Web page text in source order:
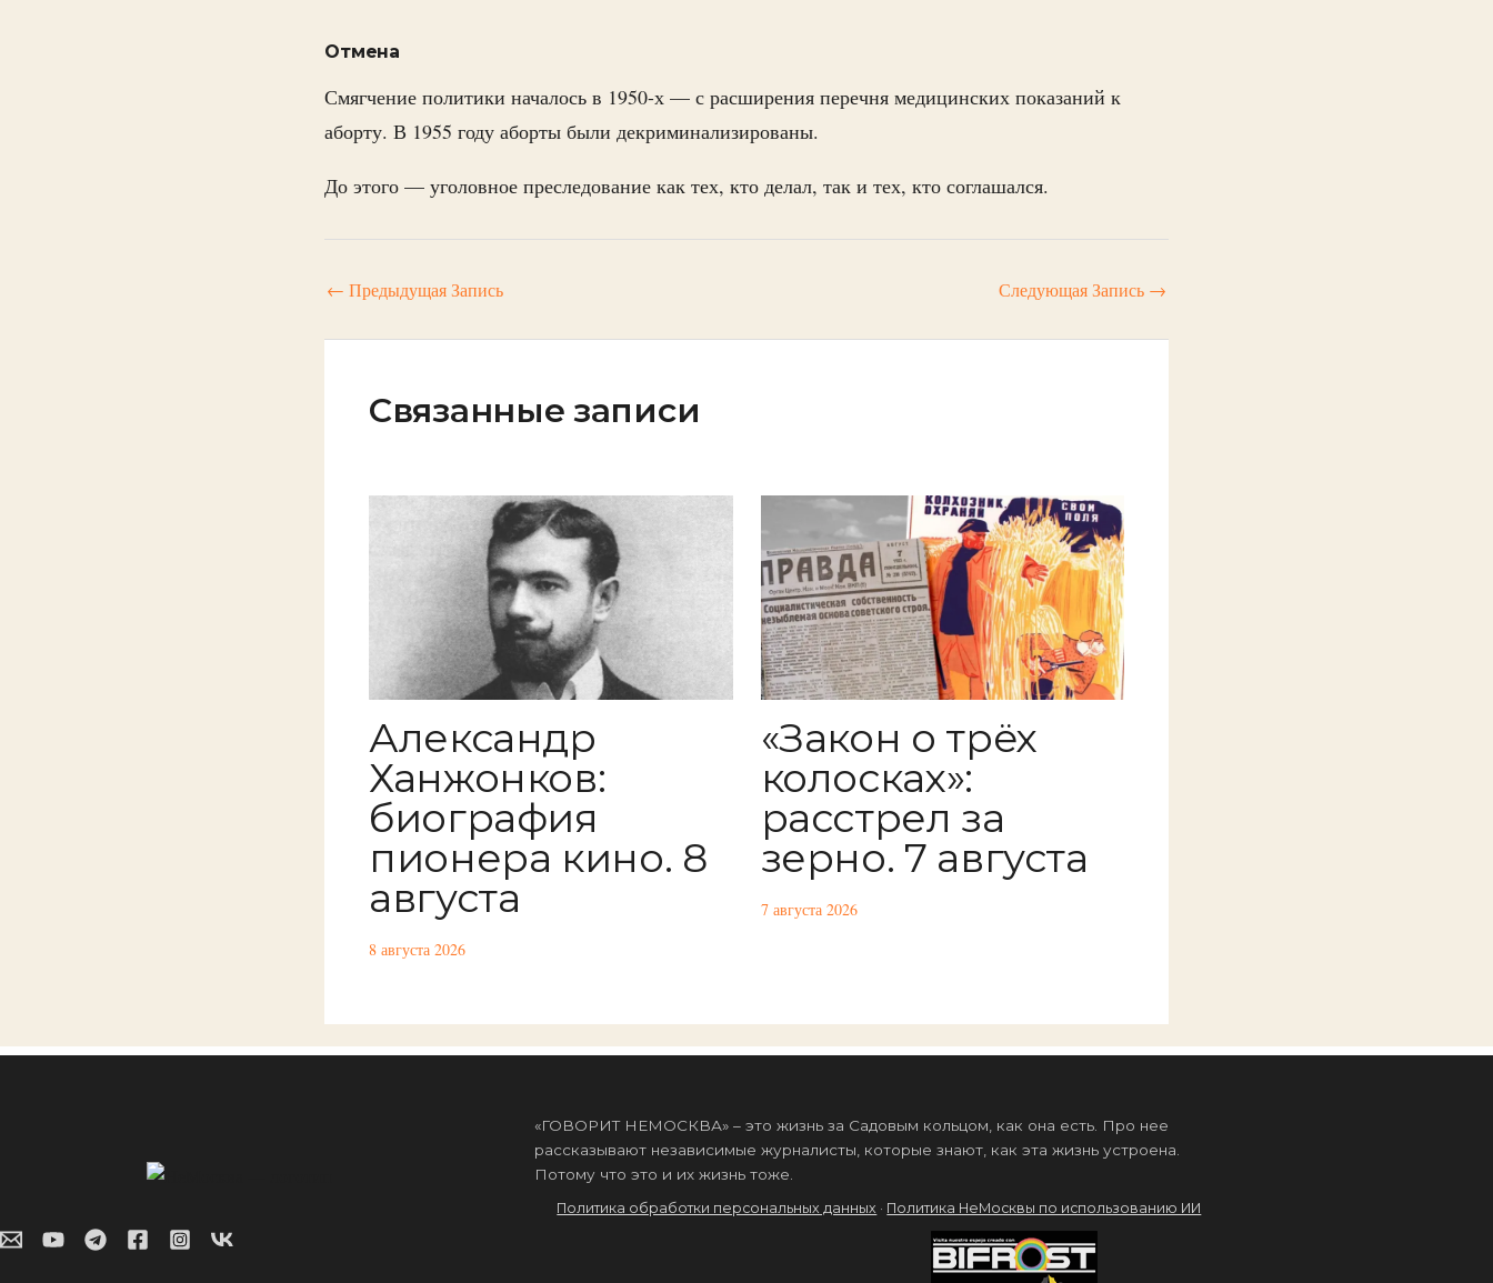
Отмена
Смягчение политики началось в 1950-х — с расширения перечня медицинских показаний к
аборту. В 1955 году аборты были декриминализированы.
До этого — уголовное преследование как тех, кто делал, так и тех, кто соглашался.
← Предыдущая Запись Следующая Запись →
Связанные записи
Александр
Ханжонков:
биография
пионера кино. 8
августа
8 августа 2026
«Закон о трёх
колосках»:
расстрел за
зерно. 7 августа
7 августа 2026
«ГОВОРИТ НЕМОСКВА» – это жизнь за Садовым кольцом, как она есть. Про нее
рассказывают независимые журналисты, которые знают, как эта жизнь устроена.
Потому что это и их жизнь тоже.
Политика обработки персональных данных · Политика НеМосквы по использованию ИИ